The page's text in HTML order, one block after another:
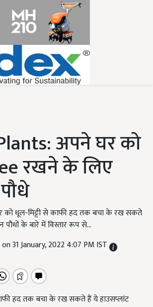
अपने घर को
रखने के लिए
को धूल-मिट्टी से काफी हद तक बचा के रख सकते
के बारे में विस्तार रूप से...
31 January, 2022 4:07 PM IST
हद तक बचा के रख सकते हैं ये हाउसप्लांट